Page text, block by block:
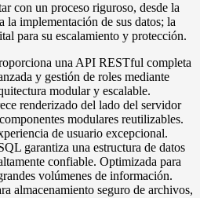
con un proceso riguroso, desde la
la implementación de sus datos; la
para su escalamiento y protección.
una API RESTful completa
y gestión de roles mediante
modular y escalable.
renderizado del lado del servidor
modulares reutilizables.
de usuario excepcional.
garantiza una estructura de datos
confiable. Optimizada para
volúmenes de información.
almacenamiento seguro de archivos,